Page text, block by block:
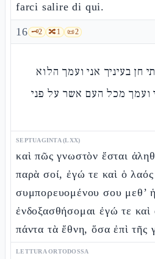
farci salire di qui.
16 🗝️2 🔀1 📜2
חן בעיניך אני ועמך הלוא
ועמך מכל העם אשר על פני
SEPTUAGINTA (LXX)
καὶ πῶς γνωστὸν ἔσται
παρὰ σοί, ἐγώ τε καὶ ὁ
συμπορευομένου σου μεθ’
ἐνδοξασθήσομαι ἐγώ τε
πάντα τὰ ἔθνη, ὅσα ἐπὶ τῆς
LETTURA ORTODOSSA